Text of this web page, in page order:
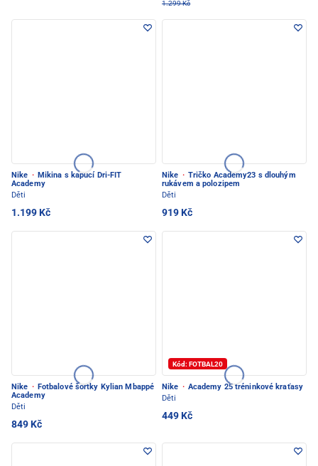
1.299 Kč
Nike · Mikina s kapucí Dri-FIT
Academy
Děti
1.199 Kč
Nike · Tričko Academy23 s dlouhým
rukávem a polozipem
Děti
919 Kč
Nike · Fotbalové šortky Kylian Mbappé
Academy
Děti
849 Kč
Kód: FOTBAL20
Nike · Academy 25 tréninkové kraťasy
Děti
449 Kč